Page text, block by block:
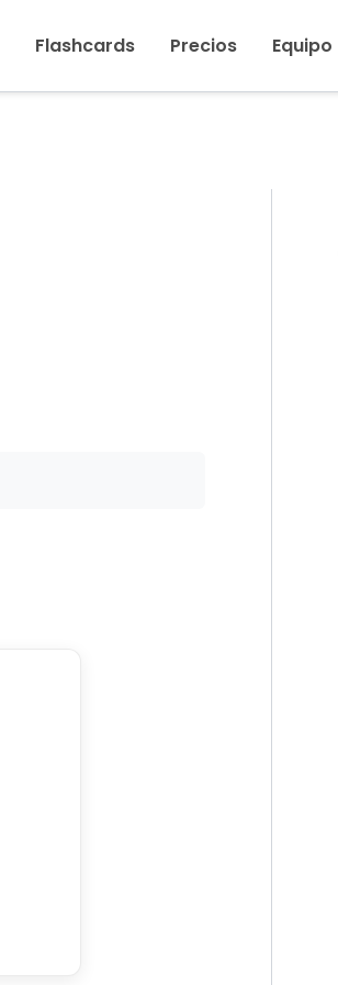
Flashcards Precios Equipo